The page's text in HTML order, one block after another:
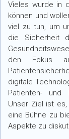
Vieles wurde in
können und
viel zu tun, um
die Sicherheit
den Fokus
digitale
Patienten- und
Unser Ziel ist
eine Bühne zu
Aspekte zu